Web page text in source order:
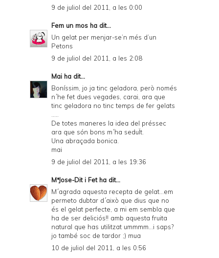
9 de juliol del 2011, a les 0:00
Fem un mos ha dit...
Un gelat per menjar-se’n més d’un
Petons
9 de juliol del 2011, a les 2:08
Mai ha dit...
Boníssim, jo ja tinc geladora, però només
n´he fet dues vegades, carai, ara que
tinc geladora no tinc temps de fer gelats
.....
De totes maneres la idea del préssec
ara que són bons m´ha seduÏt.
Una abraçada bonica.
mai
9 de juliol del 2011, a les 19:36
MªJose-Dit i Fetha dit...
M´agrada aquesta recepta de gelat...em
permeto dubtar d´això que dius que no
és el gelat perfecte, a mi em sembla que
ha de ser deliciós!! amb aquesta fruita
natural que has utilitzat ummmm...i saps?
jo també soc de tardor ;) mua
10 de juliol del 2011, a les 0:56